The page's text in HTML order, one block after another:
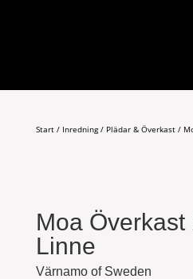
Start/ Inredning/ Plädar & Överkast/
Moa
Linne
Värnamo of Sweden